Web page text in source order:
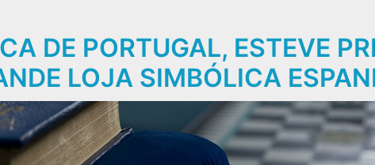
DE PORTUGAL, ESTEVE
LOJA SIMBÓLICA